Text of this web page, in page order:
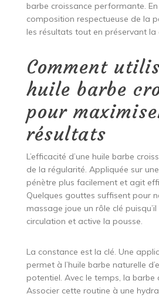
barbe croissance performante.
composition respectueuse de la
les résultats tout en préservant la
Comment
huile barbe
pour
résultats
L’efficacité d’une huile barbe
de la régularité. Appliquée sur
pénètre plus facilement et agit
Quelques gouttes suffisent pour
massage joue un rôle clé
circulation et active la pousse.
La constance est la clé. Une
permet à l’huile barbe naturelle
potentiel. Avec le temps, la barbe
Associer cette routine à une